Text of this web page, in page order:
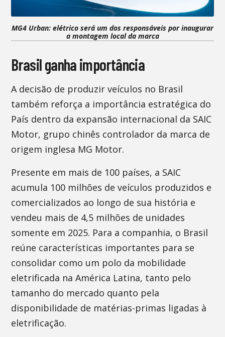
MG4 Urban: elétrico será um dos responsáveis por inaugurar
a montagem local da marca
Brasil ganha importância
A decisão de produzir veículos no Brasil
também reforça a importância estratégica do
País dentro da expansão internacional da SAIC
Motor, grupo chinês controlador da marca de
origem inglesa MG Motor.
Presente em mais de 100 países, a SAIC
acumula 100 milhões de veículos produzidos e
comercializados ao longo de sua história e
vendeu mais de 4,5 milhões de unidades
somente em 2025. Para a companhia, o Brasil
reúne características importantes para se
consolidar como um polo da mobilidade
eletrificada na América Latina, tanto pelo
tamanho do mercado quanto pela
disponibilidade de matérias-primas ligadas à
eletrificação.